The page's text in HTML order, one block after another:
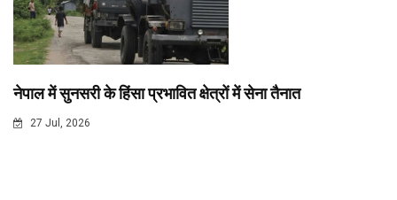
नेपाल में सुनसरी के हिंसा प्रभावित क्षेत्रों में सेना तैनात
27 Jul, 2026